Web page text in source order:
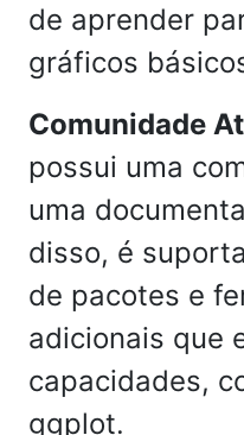
de aprender
gráficos
Comunidade
possui uma
uma
disso, é
de pacotes e
adicionais que
capacidades,
ggplot.